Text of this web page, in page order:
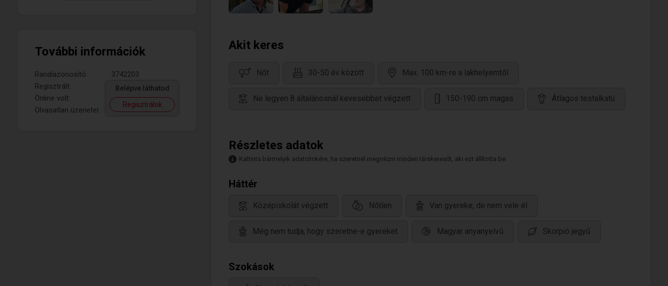
További információk
Randiazonosító:
3742203
Regisztrált:
Online volt:
Olvasatlan üzenetei:
Belépve láthatod
Regisztrálok
Akit keres
Nőt 30-50 év között Max. 100 km-re a lakhelyemtől
Ne legyen 8 általánosnál kevesebbet végzett 150-190 cm magas Átlagos testalkatú
Részletes adatok
Kattints bármelyik adatcímkére, ha szeretnél megnézni minden társkeresőt, aki ezt állította be.
Háttér
Középiskolát végzett Nőtlen Van gyereke, de nem vele él
Még nem tudja, hogy szeretne-e gyereket Magyar anyanyelvű Skorpió jegyű
Szokások